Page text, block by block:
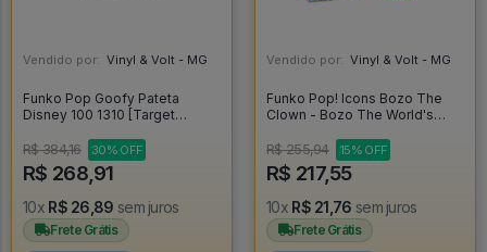
Vendido por: Vinyl & Volt - MG
Funko Pop Goofy Pateta
Disney 100 1310 [Target
R$ 384,16
30% OFF
R$ 268,91
10x R$ 26,89 sem juros
Frete Grátis
Vendido por: Vinyl & Volt - MG
Funko Pop! Icons Bozo The
Clown - Bozo The World's
R$ 255,94
15% OFF
R$ 217,55
10x R$ 21,76 sem juros
Frete Grátis